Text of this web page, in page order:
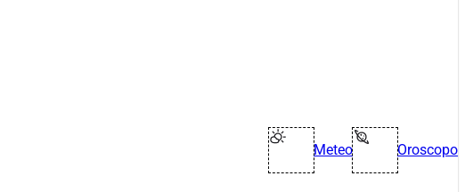
Meteo Oroscopo